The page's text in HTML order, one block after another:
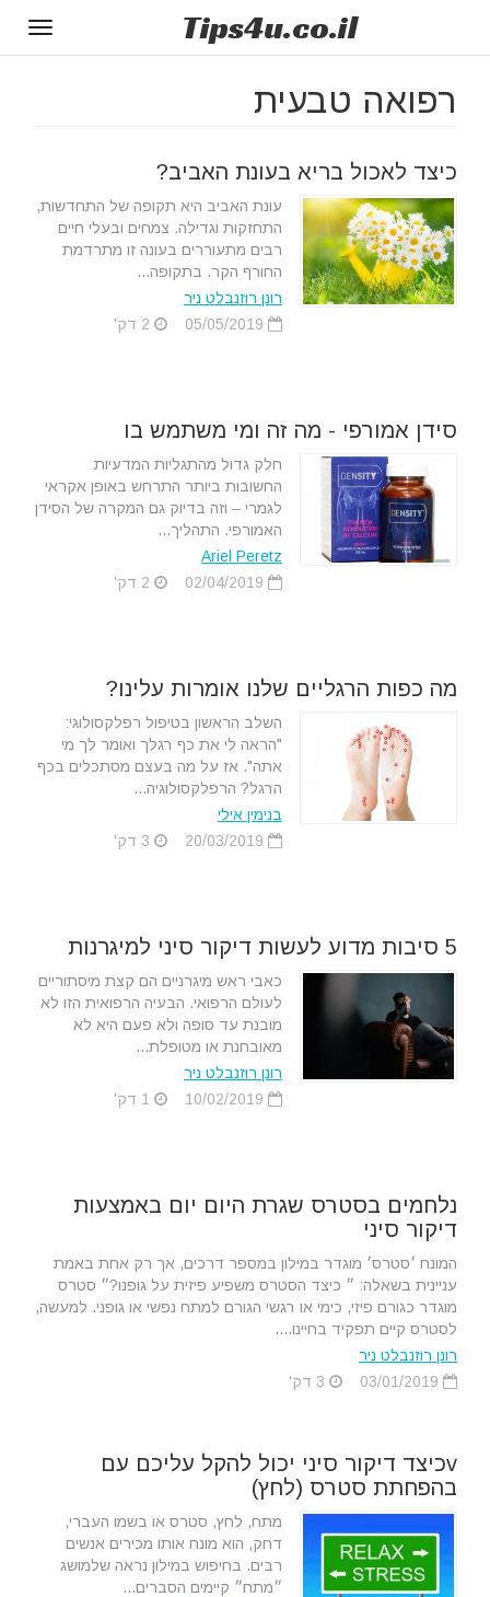
Tips4u.co.il
רפואה טבעית
כיצד לאכול בריא בעונת האביב?
עונת האביב היא תקופה של התחדשות,
התחזקות וגדילה. צמחים ובעלי חיים
רבים מתעוררים בעונה זו מתרדמת
החורף הקר. בתקופה...
רונן רוזנבלט ניר
סידן אמורפי - מה זה ומי משתמש בו
חלק גדול מהתגליות המדעיות
החשובות ביותר התרחש באופן אקראי
לגמרי – וזה בדיוק גם המקרה של הסידן
האמורפי. התהליך...
Ariel Peretz
מה כפות הרגליים שלנו אומרות עלינו?
השלב הראשון בטיפול רפלקסולוגי:
"הראה לי את כף רגלך ואומר לך מי
אתה". אז על מה בעצם מסתכלים בכף
הרגל? הרפלקסולוגיה...
בנימין אילי
5 סיבות מדוע לעשות דיקור סיני למיגרנות
כאבי ראש מיגרניים הם קצת מיסתוריים
לעולם הרפואי. הבעיה הרפואית הזו לא
מובנת עד סופה ולא פעם היא לא
מאובחנת או מטופלת...
רונן רוזנבלט ניר
נלחמים בסטרס שגרת היום יום באמצעות
דיקור סיני
המונח ׳סטרס׳ מוגדר במילון במספר דרכים, אך רק אחת באמת
עניינית בשאלה: ״ כיצד הסטרס משפיע פיזית על גופנו?״ סטרס
מוגדר כגורם פיזי, כימי או רגשי הגורם למתח נפשי או גופני. למעשה,
לסטרס קיים תפקיד בחיינו....
רונן רוזנבלט ניר
vכיצד דיקור סיני יכול להקל עליכם עם
בהפחתת סטרס (לחץ)
מתח, לחץ, סטרס או בשמו העברי,
דחק, הוא מונח אותו מכירים אנשים
רבים. בחיפוש במילון נראה שלמושג
״מתח״ קיימים הסברים...